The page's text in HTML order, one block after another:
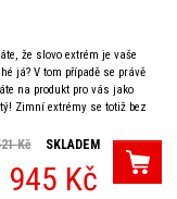
že slovo extrém je vaše
já? V tom případě se právě
na produkt pro vás jako
Zimní extrémy se totiž bez
Tento
Kč SKLADEM
945 Kč